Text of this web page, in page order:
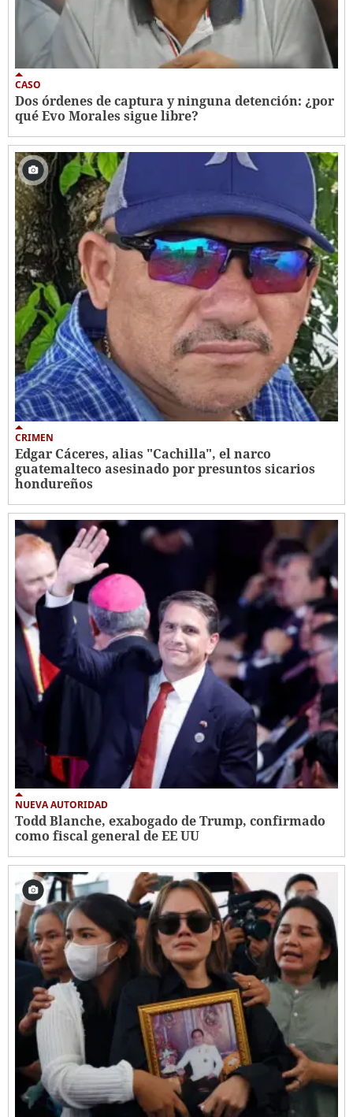
CASO
Dos órdenes de captura y ninguna detención: ¿por
qué Evo Morales sigue libre?
CRIMEN
Edgar Cáceres, alias "Cachilla", el narco
guatemalteco asesinado por presuntos sicarios
hondureños
NUEVA AUTORIDAD
Todd Blanche, exabogado de Trump, confirmado
como fiscal general de EE UU